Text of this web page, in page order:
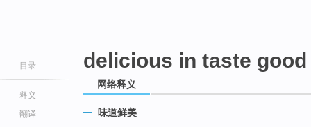
目录
释义
翻译
delicious in taste
网络释义
味道鲜美